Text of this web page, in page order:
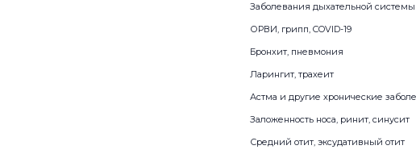
Заболевания дыхательной системы
ОРВИ, грипп, COVID-19
Бронхит, пневмония
Ларингит, трахеит
Астма и другие хронические
Заложенность носа, ринит, синусит
Средний отит, эксудативный отит